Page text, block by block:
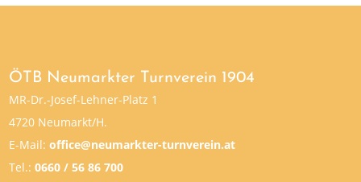
ÖTB Neumarkter Turnverein 1904
MR-Dr.-Josef-Lehner-Platz 1
4720 Neumarkt/H.
E-Mail:office@neumarkter-turnverein.at
Tel.:0660 / 56 86 700